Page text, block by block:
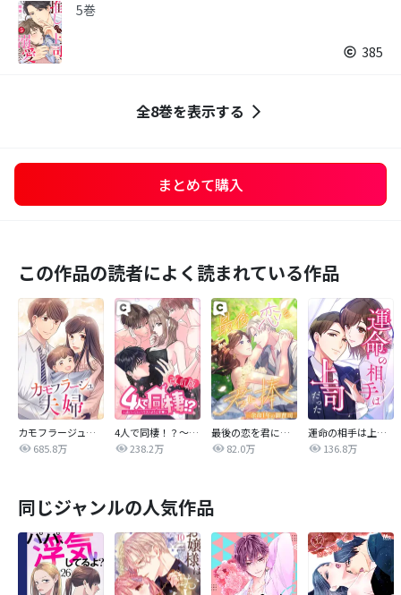
5巻
385
全8巻を表示する
まとめて購入
この作品の読者によく読まれている作品
カモフラージュ夫婦
685.8万
4人で同棲！？～逆ハーレムハウスへようこそ♥～【改訂版】
238.2万
最後の恋を君に捧ぐ～余命1年の御曹司～
82.0万
運命の相手は上司だった
136.8万
同じジャンルの人気作品